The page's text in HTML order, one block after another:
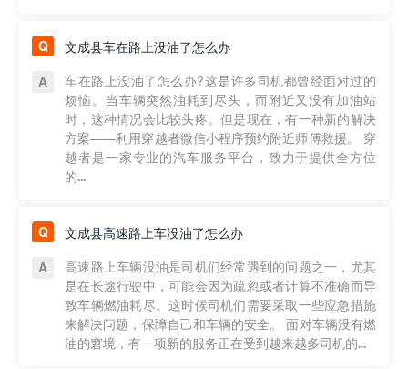
文成县车在路上没油了怎么办
车在路上没油了怎么办?这是许多司机都曾经面对过的
烦恼。当车辆突然油耗到尽头，而附近又没有加油站
时，这种情况会比较头疼。但是现在，有一种新的解决
方案——利用穿越者微信小程序预约附近师傅救援。 穿
越者是一家专业的汽车服务平台，致力于提供全方位
的...
文成县高速路上车没油了怎么办
高速路上车辆没油是司机们经常遇到的问题之一，尤其
是在长途行驶中，可能会因为疏忽或者计算不准确而导
致车辆燃油耗尽。这时候司机们需要采取一些应急措施
来解决问题，保障自己和车辆的安全。 面对车辆没有燃
油的窘境，有一项新的服务正在受到越来越多司机的...